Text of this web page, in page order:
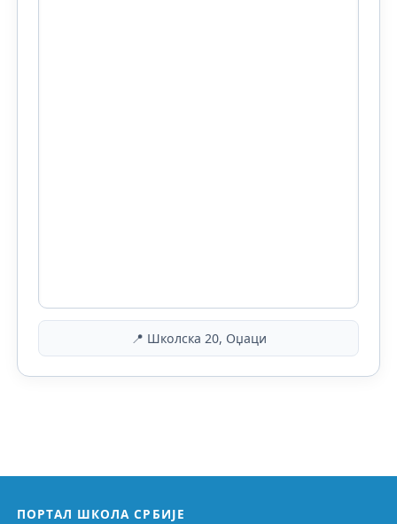
📍 Школска 20, Оџаци
ПОРТАЛ ШКОЛА СРБИЈЕ